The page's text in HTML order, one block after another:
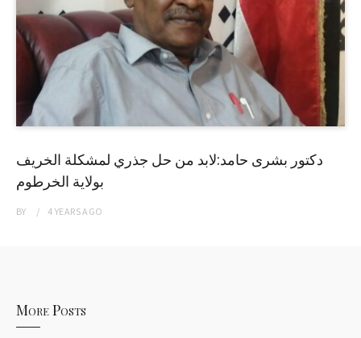
دكتور بشرى حامد:لابد من حل جذري لمشكلة الخريف
بولاية الخرطوم
BY 4 YEARSAGO
More Posts